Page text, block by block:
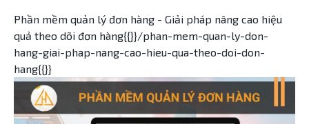
Phần mềm quản lý đơn hàng - Giải pháp nâng cao hiệu
quả theo dõi đơn hàng{{}}/phan-mem-quan-ly-don-
hang-giai-phap-nang-cao-hieu-qua-theo-doi-don-
hang{{}}